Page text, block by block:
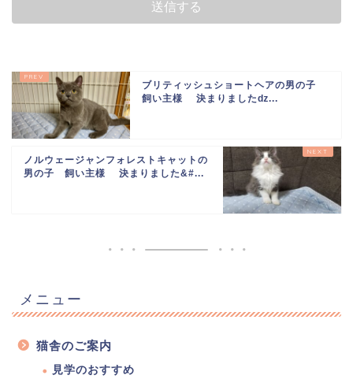
ブリティッシュショートヘアの男の子
飼い主様 決まりましたǳ...
ノルウェージャンフォレストキャットの
男の子 飼い主様 決まりました&#...
メニュー
猫舎のご案内
見学のおすすめ